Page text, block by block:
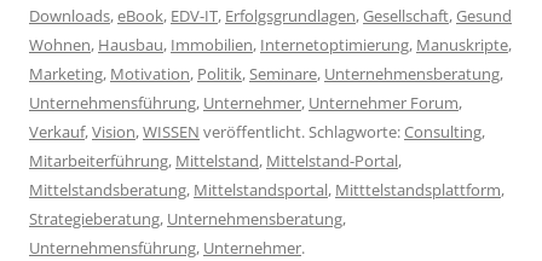
Downloads,eBook, EDV-IT, Erfolgsgrundlagen,Gesellschaft,Gesund
Wohnen, Hausbau, Immobilien, Internetoptimierung, Manuskripte,
Marketing, Motivation, Politik,Seminare, Unternehmensberatung,
Unternehmensführung, Unternehmer, Unternehmer Forum,
Verkauf,Vision,WISSEN veröffentlicht. Schlagworte:Consulting,
Mitarbeiterführung, Mittelstand, Mittelstand-Portal,
Mittelstandsberatung, Mittelstandsportal, Mitttelstandsplattform,
Strategieberatung, Unternehmensberatung,
Unternehmensführung, Unternehmer.